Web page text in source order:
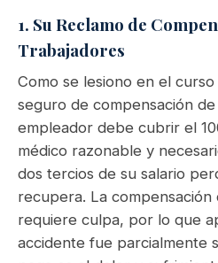
1. Su Reclamo de
Trabajadores
Como se lesiono en el
seguro de compensación
empleador debe cubrir el
médico razonable y
dos tercios de su salario
recupera. La
requiere culpa, por lo que
accidente fue parcialmente